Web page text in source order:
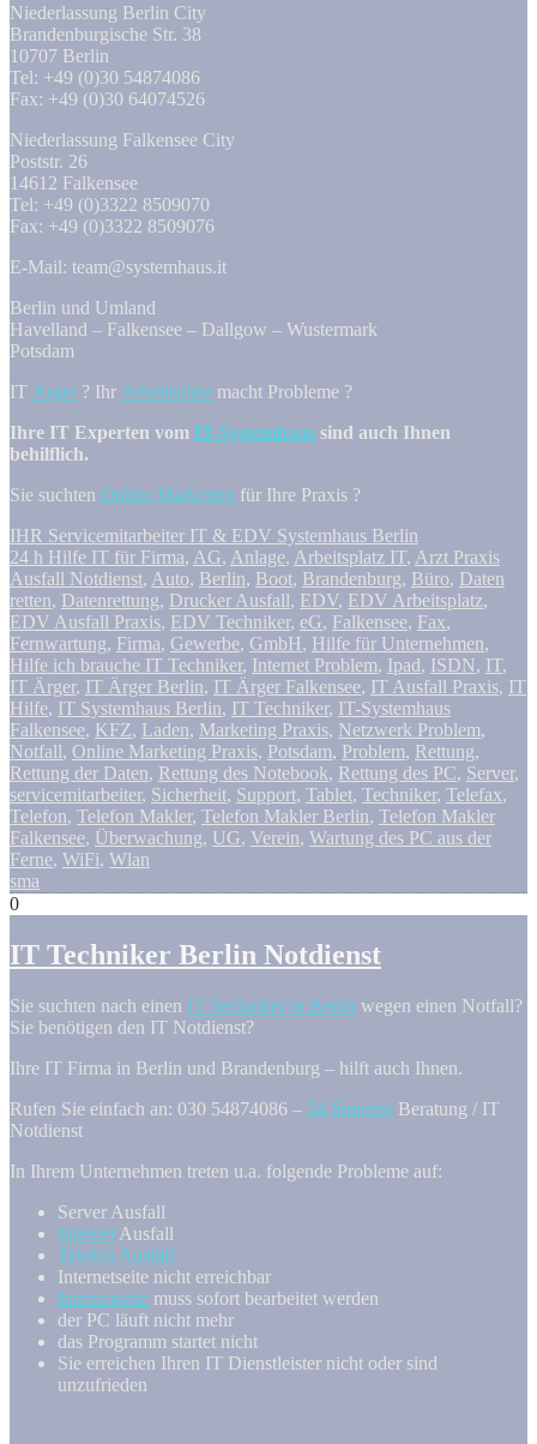
Niederlassung Berlin City
Brandenburgische Str. 38
10707 Berlin
Tel: +49 (0)30 54874086
Fax: +49 (0)30 64074526
Niederlassung Falkensee City
Poststr. 26
14612 Falkensee
Tel: +49 (0)3322 8509070
Fax: +49 (0)3322 8509076
E-Mail: team@systemhaus.it
Berlin und Umland
Havelland – Falkensee – Dallgow – Wustermark
Potsdam
IT Ärger ? Ihr Arbeitsplatz macht Probleme ?
Ihre IT Experten vom IT-Systemhaus sind auch Ihnen
behilflich.
Sie suchten Online Marketing für Ihre Praxis ?
IHR Servicemitarbeiter IT & EDV Systemhaus Berlin
24 h Hilfe IT für Firma, AG, Anlage, Arbeitsplatz IT, Arzt Praxis
Ausfall Notdienst, Auto, Berlin, Boot, Brandenburg, Büro, Daten
retten, Datenrettung, Drucker Ausfall, EDV, EDV Arbeitsplatz,
EDV Ausfall Praxis, EDV Techniker, eG, Falkensee, Fax,
Fernwartung, Firma, Gewerbe, GmbH, Hilfe für Unternehmen,
Hilfe ich brauche IT Techniker, Internet Problem, Ipad, ISDN, IT,
IT Ärger, IT Ärger Berlin, IT Ärger Falkensee, IT Ausfall Praxis, IT
Hilfe, IT Systemhaus Berlin, IT Techniker, IT-Systemhaus
Falkensee, KFZ, Laden, Marketing Praxis, Netzwerk Problem,
Notfall, Online Marketing Praxis, Potsdam, Problem, Rettung,
Rettung der Daten, Rettung des Notebook, Rettung des PC, Server,
servicemitarbeiter, Sicherheit, Support, Tablet, Techniker, Telefax,
Telefon, Telefon Makler, Telefon Makler Berlin, Telefon Makler
Falkensee, Überwachung, UG, Verein, Wartung des PC aus der
Ferne, WiFi, Wlan
sma
0
IT Techniker Berlin Notdienst
Sie suchten nach einen IT Techniker in Berlin wegen einen Notfall?
Sie benötigen den IT Notdienst?
Ihre IT Firma in Berlin und Brandenburg – hilft auch Ihnen.
Rufen Sie einfach an: 030 54874086 – 24 Stunden Beratung / IT
Notdienst
In Ihrem Unternehmen treten u.a. folgende Probleme auf:
Server Ausfall
Internet Ausfall
Telefon Ausfall
Internetseite nicht erreichbar
Internetseite muss sofort bearbeitet werden
der PC läuft nicht mehr
das Programm startet nicht
Sie erreichen Ihren IT Dienstleister nicht oder sind
unzufrieden